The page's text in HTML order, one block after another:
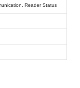
Reader Status